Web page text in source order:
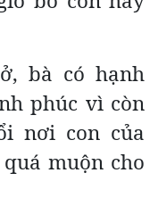
bà có hạnh
phúc vì còn
nơi con của
muộn cho